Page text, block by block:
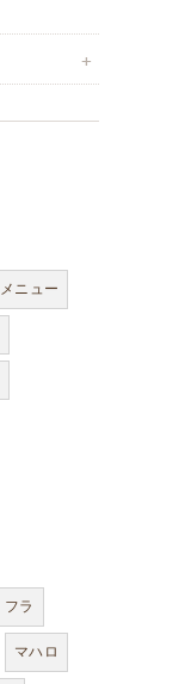
メニュー
フラ
マハロ